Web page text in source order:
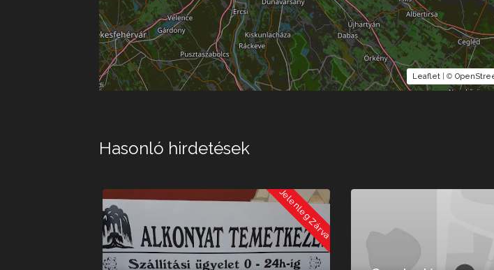
Leaflet| ©
Hasonló hirdetések
Jelenleg Zárva